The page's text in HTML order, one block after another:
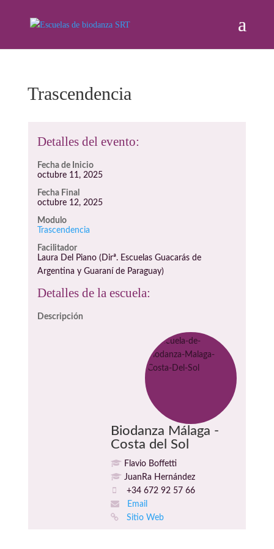
Trascendencia
Detalles del evento:
Fecha de Inicio
octubre 11, 2025
Fecha Final
octubre 12, 2025
Modulo
Trascendencia
Facilitador
Laura Del Piano (Dirª. Escuelas Guacarás de
Argentina y Guaraní de Paraguay)
Detalles de la escuela:
Descripción
Biodanza Málaga -
Costa del Sol
Flavio Boffetti
JuanRa Hernández
+34 672 92 57 66
Email
Sitio Web